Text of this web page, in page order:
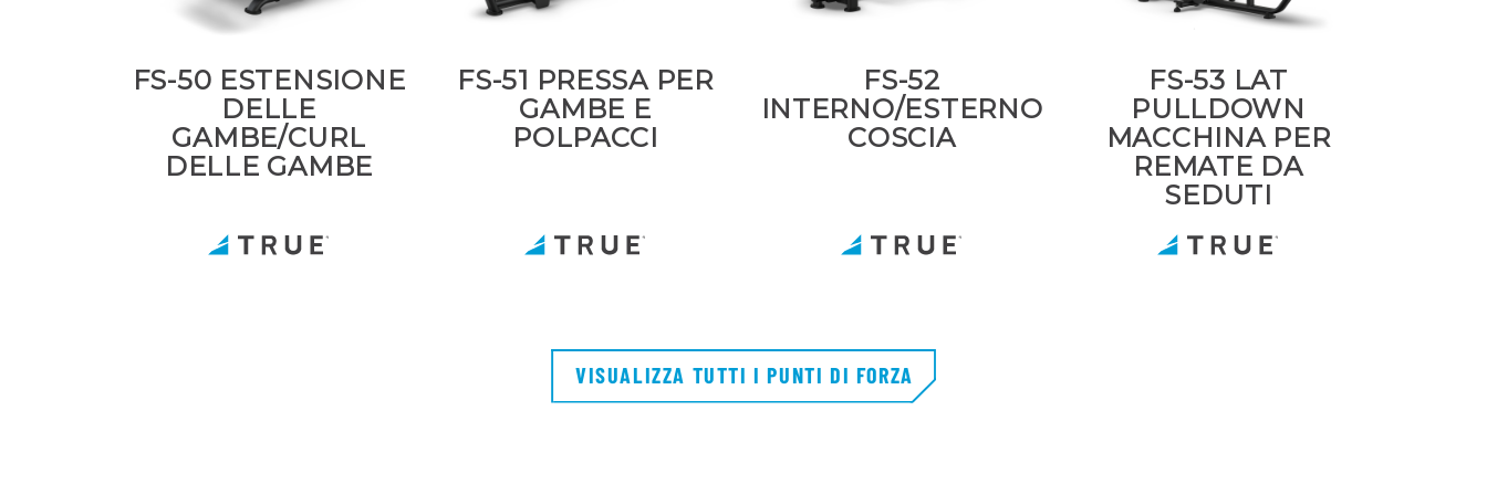
FS-50 ESTENSIONE
DELLE
GAMBE/CURL
DELLE GAMBE
FS-51 PRESSA PER
GAMBE E
POLPACCI
FS-52
INTERNO/ESTERNO
COSCIA
FS-53 LAT
PULLDOWN
MACCHINA PER
REMATE DA
SEDUTI
VISUALIZZA TUTTI I PUNTI DI FORZA